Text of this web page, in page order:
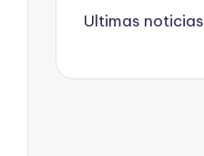
Ultimas noticias